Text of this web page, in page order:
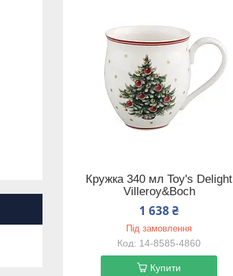
Кружка 340 мл Toy's Delight
Villeroy&Boch
1 638 ₴
Під замовлення
14-8585-4860
Купити